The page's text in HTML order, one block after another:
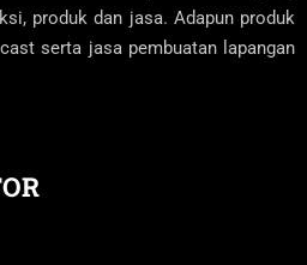
produk dan jasa. Adapun produk
serta jasa pembuatan lapangan